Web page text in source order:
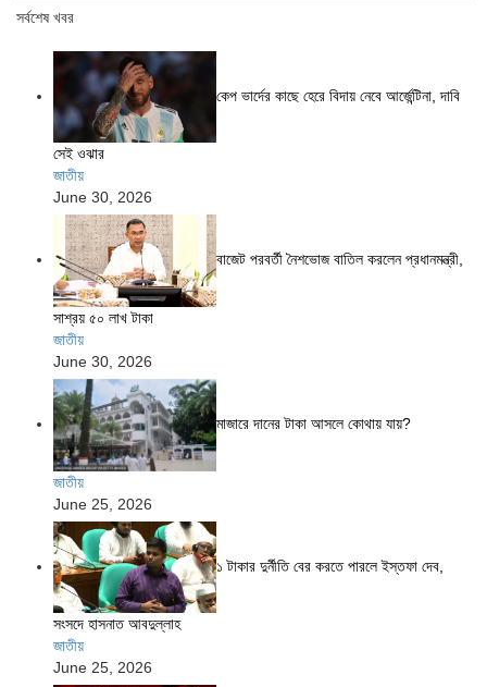
সর্বশেষ খবর
কেপ ভার্দের কাছে হেরে বিদায় নেবে আর্জেন্টিনা, দাবি
সেই ওঝার
জাতীয়
June 30, 2026
বাজেট পরবর্তী নৈশভোজ বাতিল করলেন প্রধানমন্ত্রী,
সাশ্রয় ৫০ লাখ টাকা
জাতীয়
June 30, 2026
মাজারে দানের টাকা আসলে কোথায় যায়?
জাতীয়
June 25, 2026
১ টাকার দুর্নীতি বের করতে পারলে ইস্তফা দেব,
সংসদে হাসনাত আবদুল্লাহ
জাতীয়
June 25, 2026